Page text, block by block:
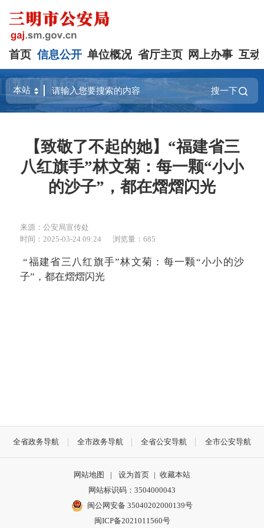
首页 信息公开 单位概况 省厅主页 网上办事 互动
搜一下
【致敬了不起的她】“福建省三
八红旗手”林文菊：每一颗“小小
的沙子”，都在熠熠闪光
来源：公安局宣传处
时间：2025-03-24 09:24
浏览量：685
“福建省三八红旗手”林文菊：每一颗“小小的沙
子”，都在熠熠闪光
全省政务导航 全市政务导航 全省公安导航 全市公安导航
网站地图 | 设为首页 | 收藏本站
网站标识码：3504000043
闽公网安备 35040202000139号
闽ICP备2021011560号